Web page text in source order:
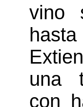
vino
una
con